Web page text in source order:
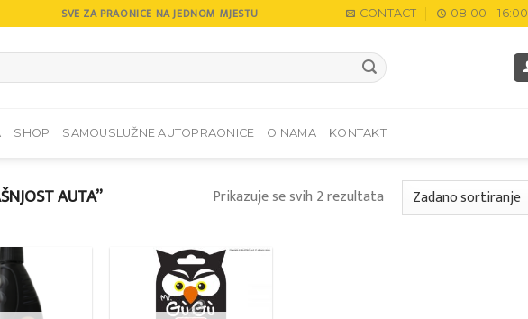
SVE ZA PRAONICE NA JEDNOM MJESTU CONTACT 08:00 - 16:00
SHOP SAMOUSLUŽNE AUTOPRAONICE O NAMA KONTAKT
AUTA” Prikazuje se svih 2 rezultata
wishlist